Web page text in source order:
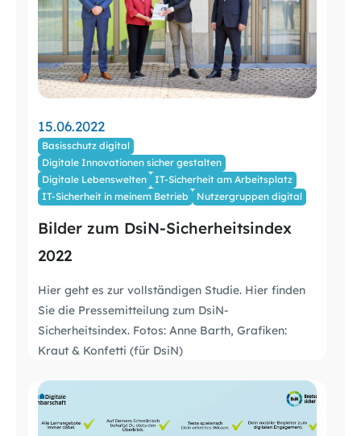
15.06.2022
Basisschutz digital
Digitale Innovationen sicher gestalten
Digitale Lebenswelten
IT-Sicherheit am Arbeitsplatz
IT-Sicherheit in meinem Betrieb
Nutzergruppen digital
Bilder zum DsiN-Sicherheitsindex
2022
Hier geht es zur vollständigen Studie. Hier finden
Sie die Pressemitteilung zum DsiN-
Sicherheitsindex. Fotos: Anne Barth, Grafiken:
Kraut & Konfetti (für DsiN)